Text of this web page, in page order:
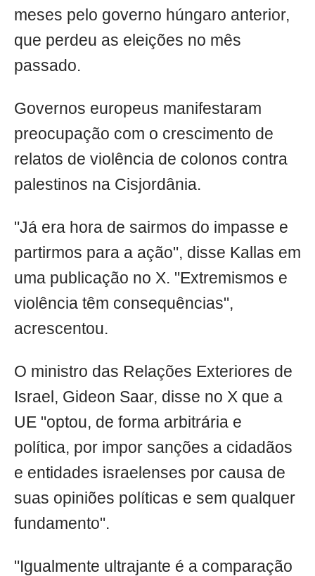
meses pelo governo húngaro anterior,
que perdeu as eleições no mês
passado.
Governos europeus manifestaram
preocupação com o crescimento de
relatos de violência de colonos contra
palestinos na Cisjordânia.
"Já era hora de sairmos do impasse e
partirmos para a ação", disse Kallas em
uma publicação no X. "Extremismos e
violência têm consequências",
acrescentou.
O ministro das Relações Exteriores de
Israel, Gideon Saar, disse no X que a
UE "optou, de forma arbitrária e
política, por impor sanções a cidadãos
e entidades israelenses por causa de
suas opiniões políticas e sem qualquer
fundamento".
"Igualmente ultrajante é a comparação